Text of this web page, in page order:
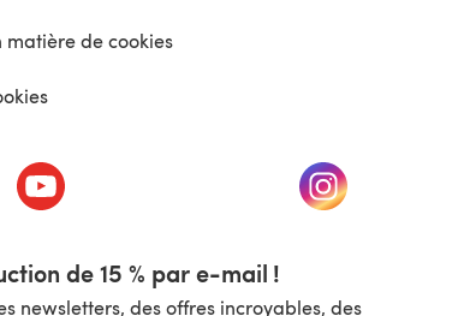
matière de cookies
(s'ouvre dans un nouvel onglet) (s'ouvre dans
de 15 % par e-mail !
newsletters, des offres incroyables, des